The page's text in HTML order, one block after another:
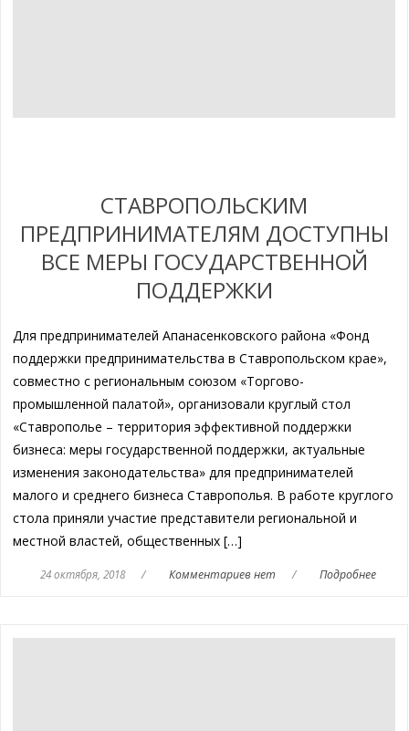
СТАВРОПОЛЬСКИМ
ПРЕДПРИНИМАТЕЛЯМ ДОСТУПНЫ
ВСЕ МЕРЫ ГОСУДАРСТВЕННОЙ
ПОДДЕРЖКИ
Для предпринимателей Апанасенковского района «Фонд
поддержки предпринимательства в Ставропольском крае»,
совместно с региональным союзом «Торгово-
промышленной палатой», организовали круглый стол
«Ставрополье – территория эффективной поддержки
бизнеса: меры государственной поддержки, актуальные
изменения законодательства» для предпринимателей
малого и среднего бизнеса Ставрополья. В работе круглого
стола приняли участие представители региональной и
местной властей, общественных […]
24 октября, 2018 / Комментариев нет / Подробнее